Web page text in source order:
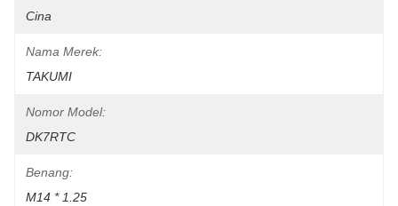
Cina
Nama Merek:
TAKUMI
Nomor Model:
DK7RTC
Benang:
M14 * 1.25